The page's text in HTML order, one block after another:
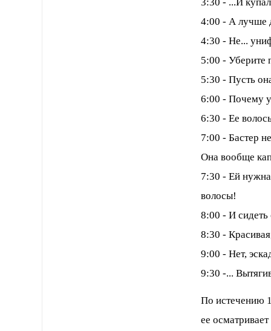
4:00 - А лучше
4:30 - Не...
5:00 - Уберите
5:30 - Пусть
6:00 - Почему у
6:30 - Ее
7:00 - Бастер
Она вообще
7:30 - Ей
волосы!
8:00 - И сидеть
8:30 -
9:00 - Нет,
9:30 -...
По истечению
ее